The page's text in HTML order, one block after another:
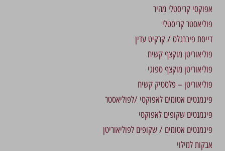
אפוקסי קריסטלי מהיר
פוליאסטר קריסטלי
דייסת פיברגלס / קרקיט עדין
פוליאוריטן מוקצף קשיח
פוליאוריטן מוקצף ספוגי
פוליאוריטן – פלסטיק קשיח
פיגמנטים אטומים לאפוקסי /לפוליאסטר
פיגמנטים שקופים לאפוקסי
פיגמנטים אטומים / שקופים לפוליאוריטן
אבקות למילוי